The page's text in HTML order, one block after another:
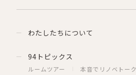
わたしたちについて
94トピックス
ルームツアー 本音でリノベトーク